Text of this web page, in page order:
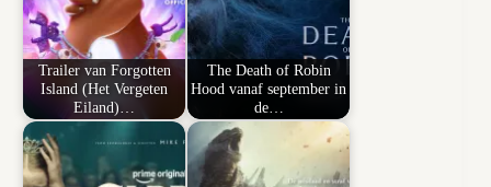
Trailer van Forgotten
Island (Het Vergeten
Eiland)…
The Death of Robin
Hood vanaf september in
de…